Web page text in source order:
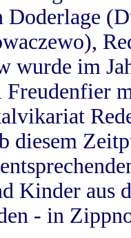
Doderlage
wurde im
Freudenfier
diesem
Kinder aus
- in